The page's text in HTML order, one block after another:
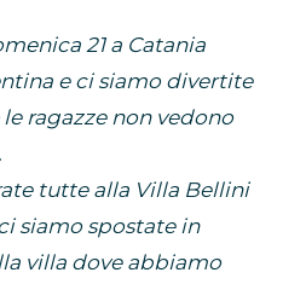
21 a Catania
e ci siamo divertite
ragazze non vedono
tutte alla Villa Bellini
siamo spostate in
villa dove abbiamo